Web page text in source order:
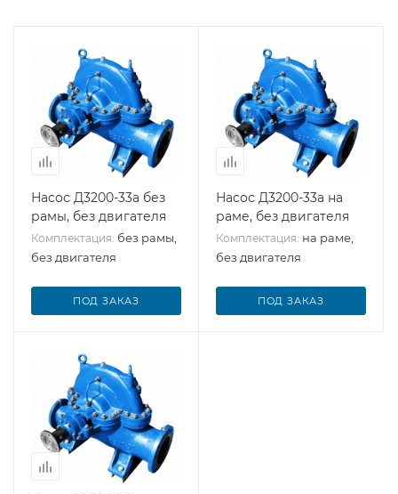
Насос Д3200-33а без
рамы, без двигателя
Комплектация: без рамы,
без двигателя
ПОД ЗАКАЗ
Насос Д3200-33а на
раме, без двигателя
Комплектация: на раме,
без двигателя
ПОД ЗАКАЗ